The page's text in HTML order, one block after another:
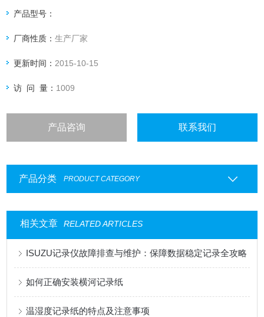
产品型号：
厂商性质：生产厂家
更新时间： 2015-10-15
访 问 量： 1009
产品咨询 联系我们
产品分类 PRODUCT CATEGORY
相关文章 RELATED ARTICLES
ISUZU记录仪故障排查与维护：保障数据稳定记录全攻略
如何正确安装横河记录纸
温湿度记录纸的特点及注意事项